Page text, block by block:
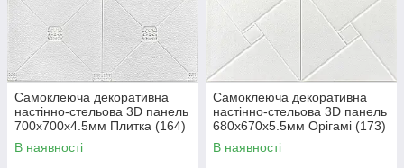
Самоклеюча декоративна
настінно-стельова 3D панель
700x700x4.5мм Плитка (164)
SW-00000181
В наявності
Самоклеюча декоративна
настінно-стельова 3D панель
680х670х5.5мм Орігамі (173)
SW-00000182
В наявності